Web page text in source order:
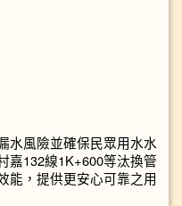
水風險並確保民眾用水水
嘉132線1K+600等汰換管
能，提供更安心可靠之用